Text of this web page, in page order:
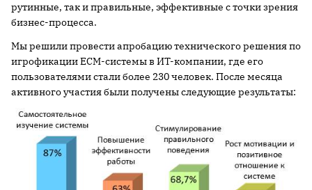
рутинные, так и правильные, эффективные с точки зрения
бизнес-процесса.
Мы решили провести апробацию технического решения по
игрофикации ECM-системы в ИТ-компании, где его
пользователями стали более 230 человек. После месяца
активного участия были получены следующие результаты: